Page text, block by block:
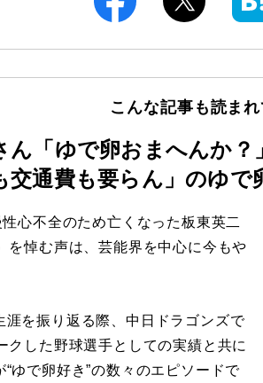
こんな記事も読ま
ん「ゆで卵おまへんか
交通費も要らん」のゆで
心不全のため亡くなった板東英二
を悼む声は、芸能界を中心に今もや
を振り返る際、中日ドラゴンズで
クした野球選手としての実績と共に
“ゆで卵好き”の数々のエピソードで